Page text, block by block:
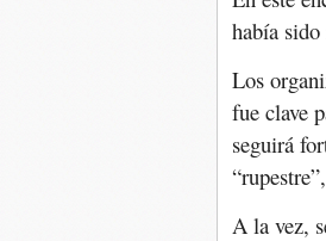
había
Los
fue clave
seguirá
A la vez,